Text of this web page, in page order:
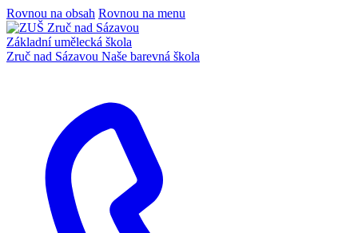
Rovnou na obsah Rovnou na menu
Základní umělecká škola
Zruč nad Sázavou Naše barevná škola